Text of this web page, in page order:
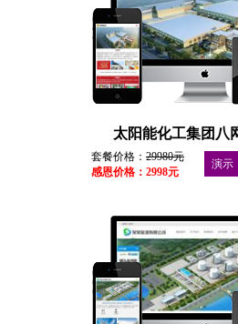
太阳能化工集团八
套餐价格： 29980元
感恩价格：2998元
演示